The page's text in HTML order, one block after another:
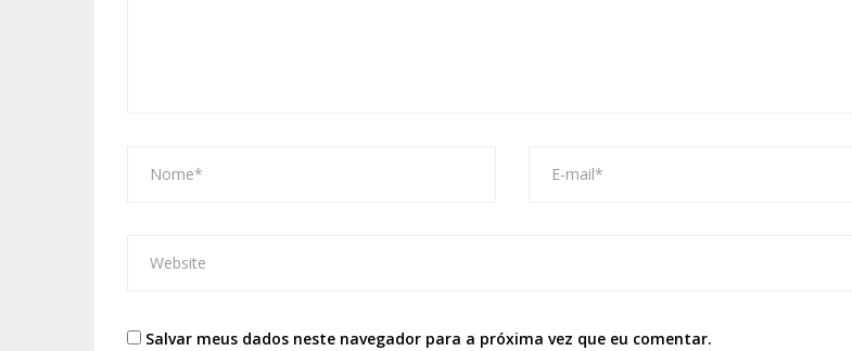
Salvar meus dados neste navegador para a próxima vez que eu comentar.